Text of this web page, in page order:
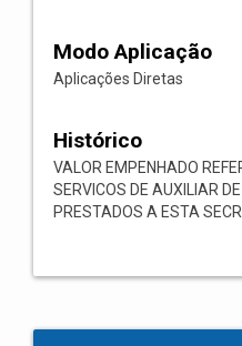
Modo Aplicação
Aplicações Diretas
Histórico
VALOR EMPENHADO
SERVICOS DE AUXILIAR
PRESTADOS A ESTA